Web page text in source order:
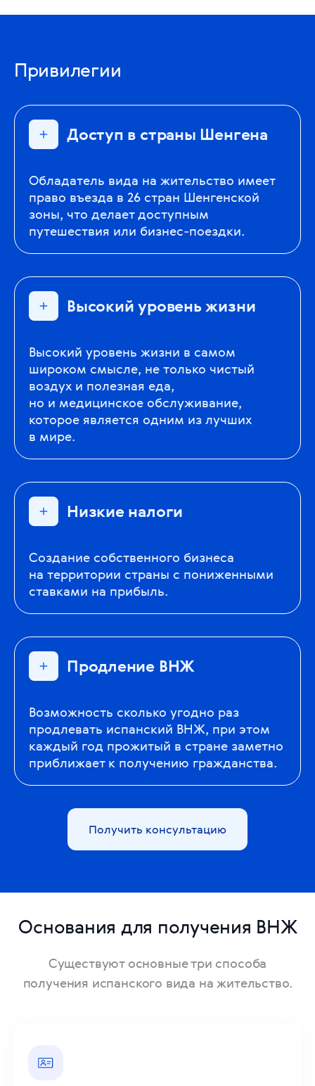
Привилегии
Доступ в страны Шенгена
Обладатель вида на жительство имеет
право въезда в 26 стран Шенгенской
зоны, что делает доступным
путешествия или бизнес-поездки.
Высокий уровень жизни
Высокий уровень жизни в самом
широком смысле, не только чистый
воздух и полезная еда,
но и медицинское обслуживание,
которое является одним из лучших
в мире.
Низкие налоги
Создание собственного бизнеса
на территории страны с пониженными
ставками на прибыль.
Продление ВНЖ
Возможность сколько угодно раз
продлевать испанский ВНЖ, при этом
каждый год прожитый в стране заметно
приближает к получению гражданства.
Получить консультацию
Основания для получения ВНЖ
Существуют основные три способа
получения испанского вида на жительство.